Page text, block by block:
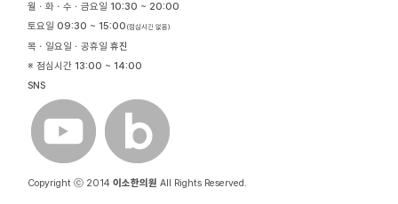
월ㆍ화ㆍ수ㆍ금요일10:30 ~ 20:00
토요일09:30 ~ 15:00 (점심시간 없음)
목ㆍ일요일ㆍ공휴일휴진
※ 점심시간13:00 ~ 14:00
SNS
Copyright ⓒ 2014이소한의원 All Rights Reserved.